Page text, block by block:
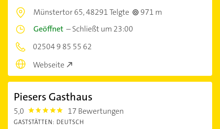
Münstertor 65,48291 Telgte
971 m
Geöffnet –Schließt um 23:00
02504 9 85 55 62
Webseite
Piesers Gasthaus
5,0 5.0 17 Bewertungen
GASTSTÄTTEN: DEUTSCH